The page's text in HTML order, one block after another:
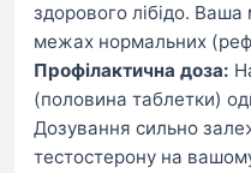
здорового лібідо.
межах нормальних
Профілактична доза:
(половина таблетки)
Дозування сильно
тестостерону на